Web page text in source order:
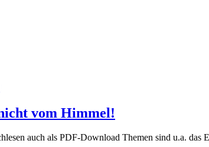
vom Himmel!
auch als PDF-Download Themen sind u.a.